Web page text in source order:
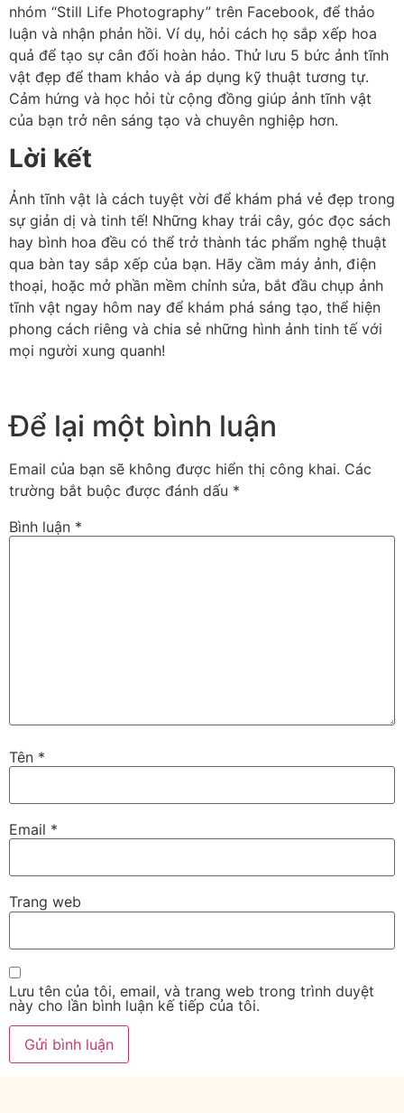
nhóm “Still Life Photography” trên Facebook, để thảo
luận và nhận phản hồi. Ví dụ, hỏi cách họ sắp xếp hoa
quả để tạo sự cân đối hoàn hảo. Thử lưu 5 bức ảnh tĩnh
vật đẹp để tham khảo và áp dụng kỹ thuật tương tự.
Cảm hứng và học hỏi từ cộng đồng giúp ảnh tĩnh vật
của bạn trở nên sáng tạo và chuyên nghiệp hơn.
Lời kết
Ảnh tĩnh vật là cách tuyệt vời để khám phá vẻ đẹp trong
sự giản dị và tinh tế! Những khay trái cây, góc đọc sách
hay bình hoa đều có thể trở thành tác phẩm nghệ thuật
qua bàn tay sắp xếp của bạn. Hãy cầm máy ảnh, điện
thoại, hoặc mở phần mềm chỉnh sửa, bắt đầu chụp ảnh
tĩnh vật ngay hôm nay để khám phá sáng tạo, thể hiện
phong cách riêng và chia sẻ những hình ảnh tinh tế với
mọi người xung quanh!
Để lại một bình luận
Email của bạn sẽ không được hiển thị công khai. Các
trường bắt buộc được đánh dấu *
Bình luận *
Tên *
Email *
Trang web
Lưu tên của tôi, email, và trang web trong trình duyệt
này cho lần bình luận kế tiếp của tôi.